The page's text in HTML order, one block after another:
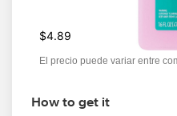
$4.89
El precio puede variar entre
How to get it